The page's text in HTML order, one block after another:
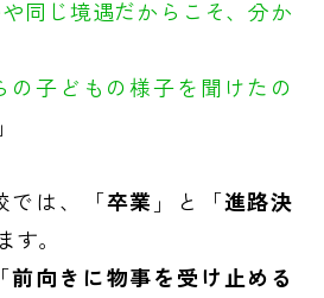
同じ境遇だからこそ、分か
の子どもの様子を聞けたの
」
では、「卒業 」と「進路決
。
前向きに物事を受け止める